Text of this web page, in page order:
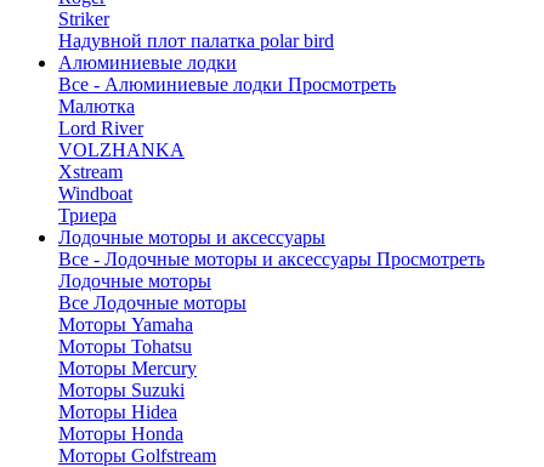
Striker
Надувной плот палатка polar bird
Алюминиевые лодки
Все - Алюминиевые лодки Просмотреть
Малютка
Lord River
VOLZHANKA
Xstream
Windboat
Триера
Лодочные моторы и аксессуары
Все - Лодочные моторы и аксессуары Просмотреть
Лодочные моторы
Все Лодочные моторы
Моторы Yamaha
Моторы Tohatsu
Моторы Mercury
Моторы Suzuki
Моторы Hidea
Моторы Honda
Моторы Golfstream